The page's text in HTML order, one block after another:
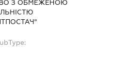
З ОБМЕЖЕНОЮ